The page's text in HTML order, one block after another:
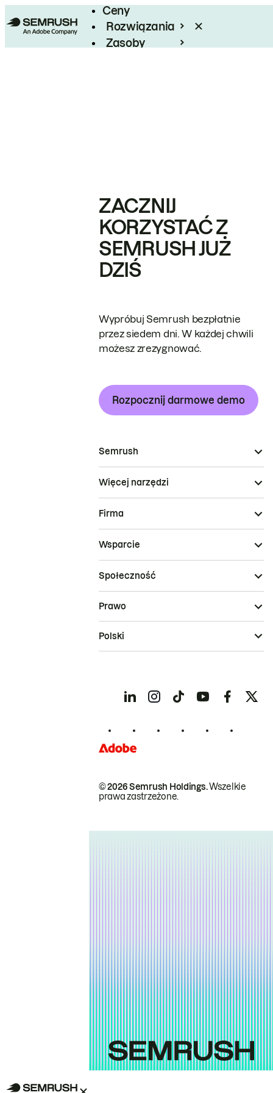
Ceny
Rozwiązania
Zasoby
ZACZNIJ
KORZYSTAĆ Z
SEMRUSH JUŻ
DZIŚ
Wypróbuj Semrush bezpłatnie
przez siedem dni. W każdej chwili
możesz zrezygnować.
Rozpocznij darmowe demo
Semrush
Więcej narzędzi
Firma
Wsparcie
Społeczność
© 2026 Semrush Holdings.Wszelkie
prawa zastrzeżone.
Prawo
Polski